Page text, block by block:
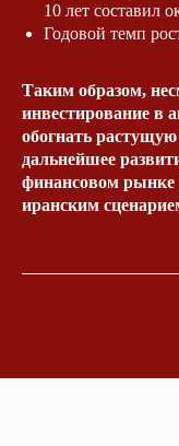
10 лет составил
Годовой темп
Таким образом,
инвестирование в
обогнать
дальнейшее
финансовом рынке
иранским